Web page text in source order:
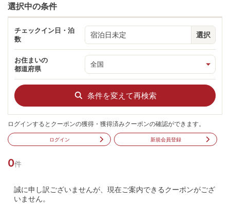
選択中の条件
チェックイン日・泊
数
宿泊日未定 選択
お住まいの
都道府県
条件を変えて再検索
ログインするとクーポンの獲得・獲得済みクーポンの確認ができます。
ログイン 新規会員登録
0件
誠に申し訳ございませんが、現在ご案内できるクーポンがござ
いません。